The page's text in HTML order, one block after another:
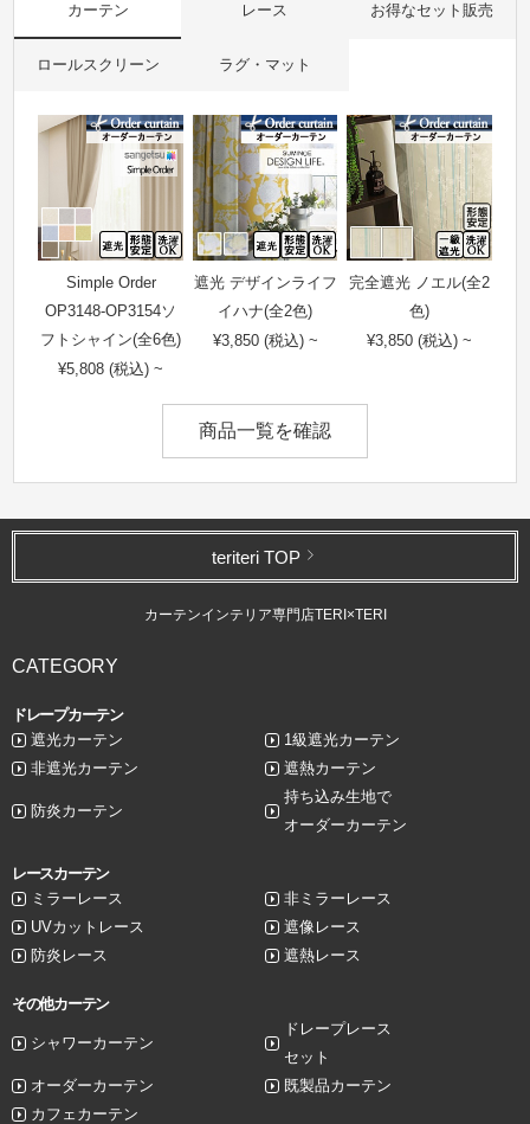
カーテン レース お得なセット販売
ロールスクリーン ラグ・マット
Simple Order
OP3148-OP3154ソ
フトシャイン(全6色)
¥5,808 (税込) ~
遮光 デザインライフ
イハナ(全2色)
¥3,850 (税込) ~
完全遮光 ノエル(全2
色)
¥3,850 (税込) ~
商品一覧を確認
teriteri TOP
カーテンインテリア専門店TERI×TERI
CATEGORY
ドレープカーテン
遮光カーテン
1級遮光カーテン
非遮光カーテン
遮熱カーテン
防炎カーテン
持ち込み生地で
オーダーカーテン
レースカーテン
ミラーレース
非ミラーレース
UVカットレース
遮像レース
防炎レース
遮熱レース
その他カーテン
シャワーカーテン
ドレープレース
セット
オーダーカーテン
既製品カーテン
カフェカーテン